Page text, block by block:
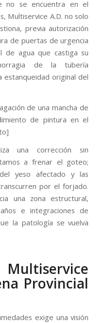
no se encuentra en el
Multiservice A.D. no solo
previa autorización
de puertas de urgencia
de agua que castiga su
de la tubería
original del
de una mancha de
de pintura en el
una corrección sin
a frenar el goteo;
yeso afectado y las
por el forjado.
una zona estructural,
e integraciones de
la patología se vuelva
Provincial
exige una visión